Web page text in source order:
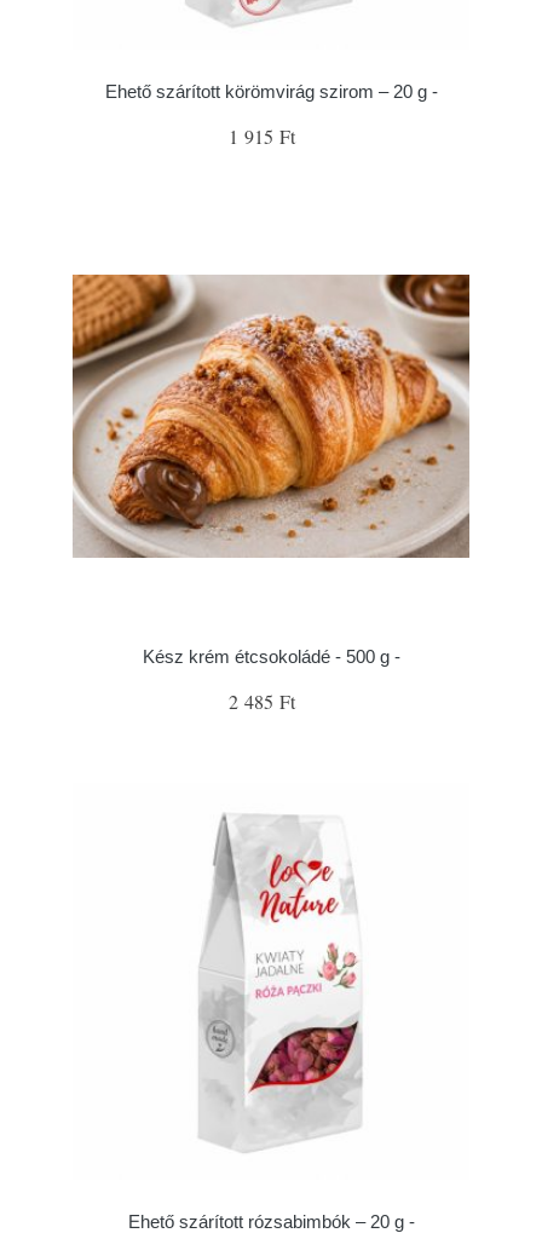
Ehető szárított körömvirág szirom – 20 g -
1 915 Ft
Kész krém étcsokoládé - 500 g -
2 485 Ft
Ehető szárított rózsabimbók – 20 g -